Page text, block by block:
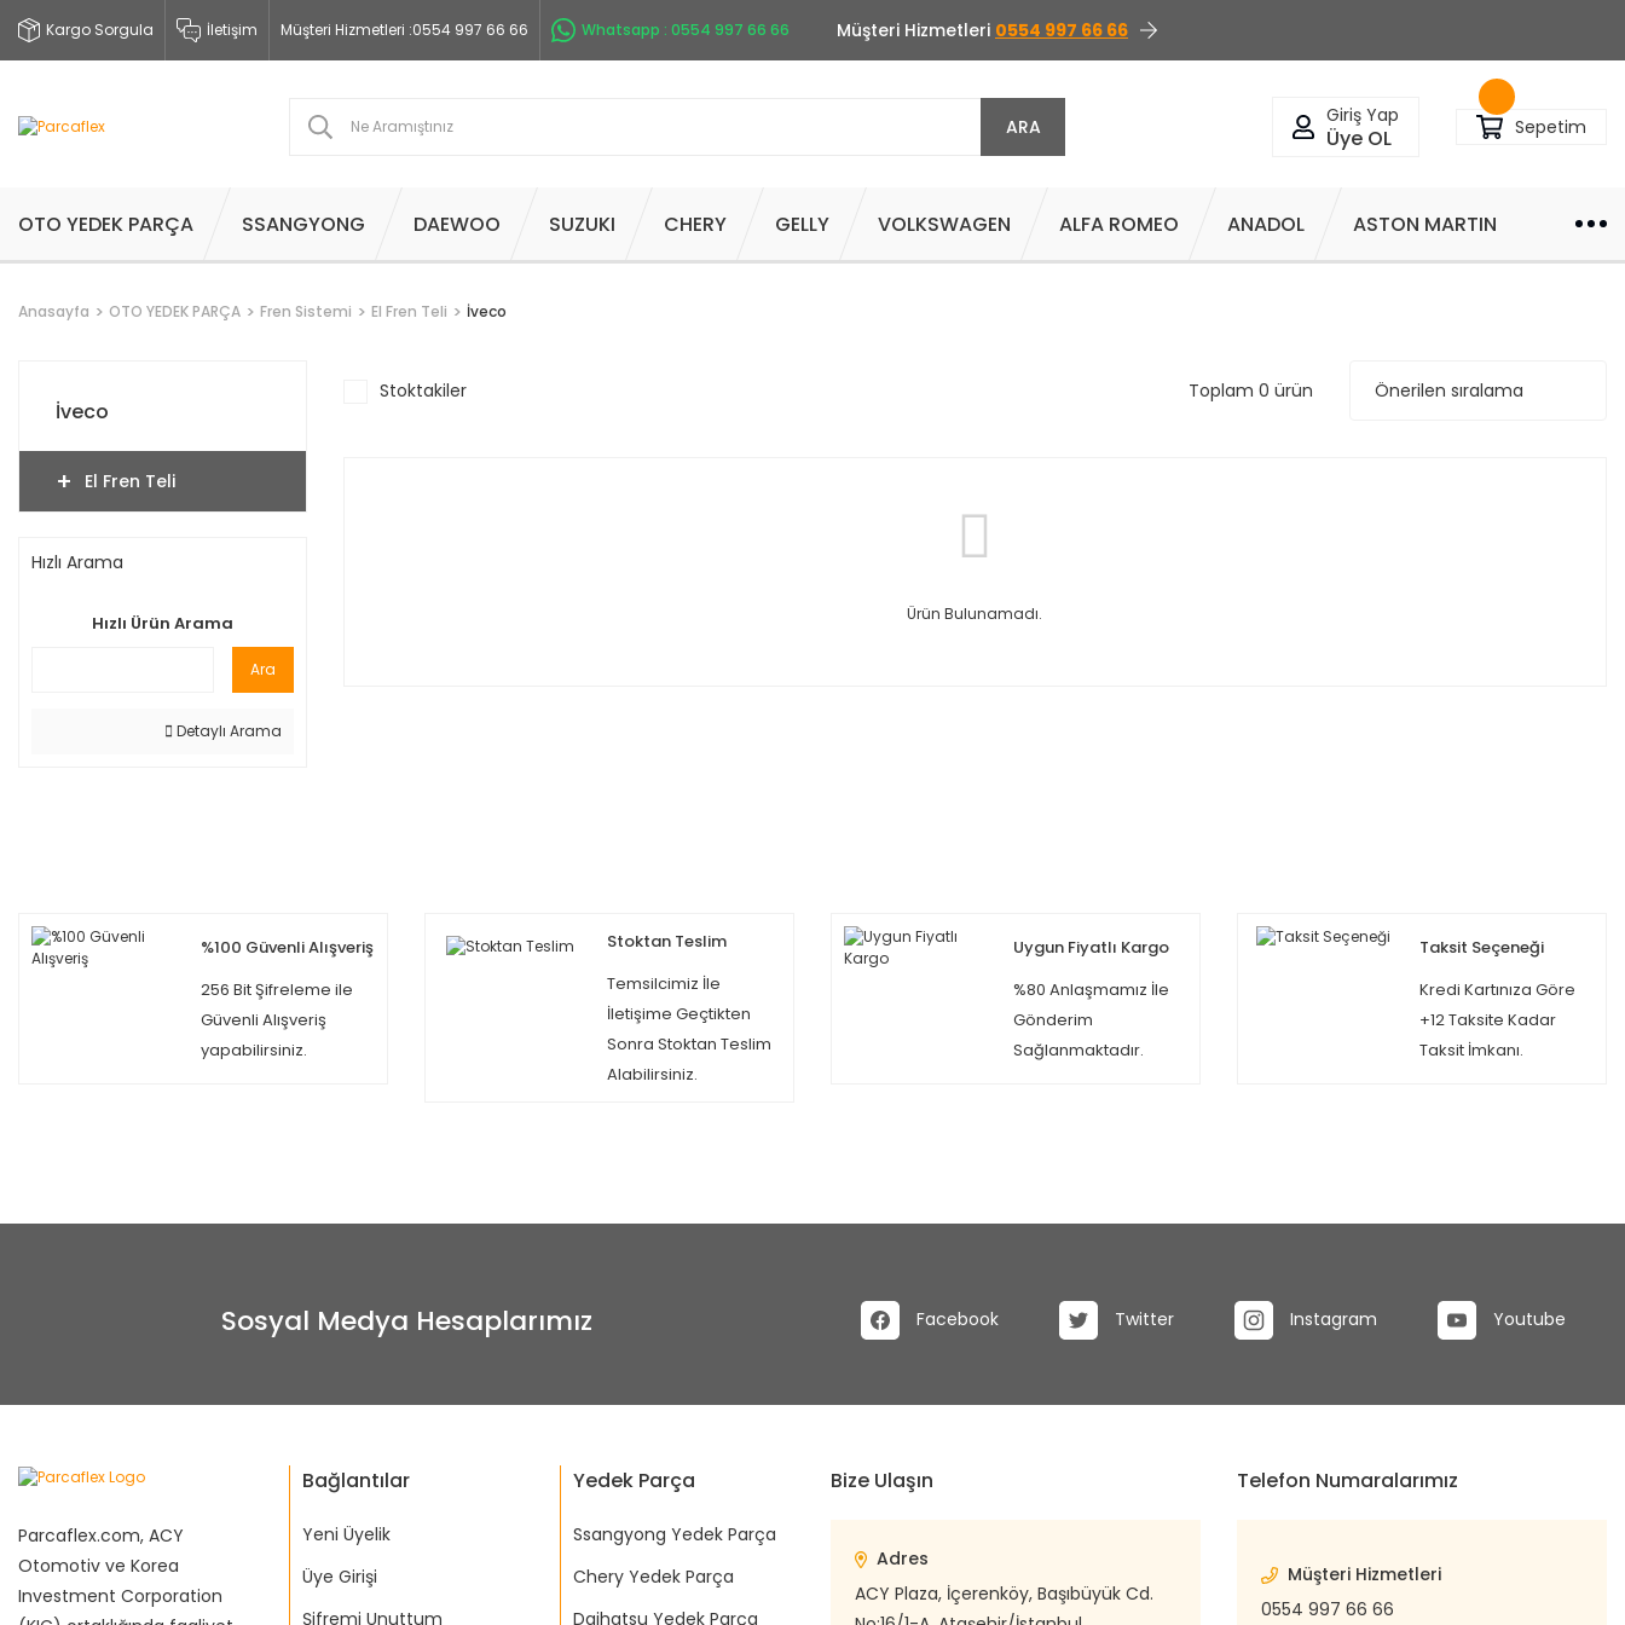
Kargo Sorgula İletişim Müşteri Hizmetleri :0554 997 66 66 Whatsapp : 0554 997 66 66 Müşteri Hizmetleri 0554 997 66 66
ARA Giriş Yap
Üye OL Sepetim
OTO YEDEK PARÇA SSANGYONG DAEWOO SUZUKI CHERY GELLY VOLKSWAGEN ALFA ROMEO ANADOL ASTON MARTIN
Anasayfa OTO YEDEK PARÇA Fren Sistemi El Fren Teli İveco
İveco
El Fren Teli
Hızlı Arama
Hızlı Ürün Arama
Ara
Detaylı Arama
Stoktakiler Toplam 0 ürün
Ürün Bulunamadı.
%100 Güvenli Alışveriş
256 Bit Şifreleme ile
Güvenli Alışveriş
yapabilirsiniz.
Stoktan Teslim
Temsilcimiz İle
İletişime Geçtikten
Sonra Stoktan Teslim
Alabilirsiniz.
Uygun Fiyatlı Kargo
%80 Anlaşmamız İle
Gönderim
Sağlanmaktadır.
Taksit Seçeneği
Kredi Kartınıza Göre
+12 Taksite Kadar
Taksit İmkanı.
Sosyal Medya Hesaplarımız Facebook Twitter Instagram Youtube
Parcaflex.com, ACY
Otomotiv ve Korea
Investment Corporation
Bağlantılar
Yeni Üyelik
Üye Girişi
Şifremi Unuttum
Yedek Parça
Ssangyong Yedek Parça
Chery Yedek Parça
Daihatsu Yedek Parça
Bize Ulaşın
Adres
ACY Plaza, İçerenköy, Başıbüyük Cd.
Telefon Numaralarımız
Müşteri Hizmetleri
0554 997 66 66